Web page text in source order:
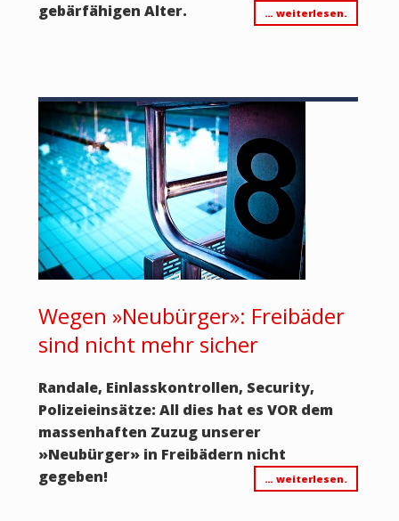
gebärfähigen Alter.
… weiterlesen.
Wegen »Neubürger»: Freibäder
sind nicht mehr sicher
Randale, Einlasskontrollen, Security,
Polizeieinsätze: All dies hat es VOR dem
massenhaften Zuzug unserer
»Neubürger» in Freibädern nicht
gegeben!
… weiterlesen.